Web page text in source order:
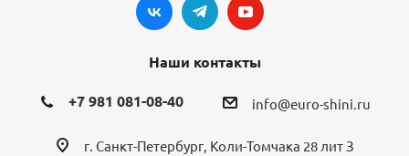
Наши контакты
+7 981 081-08-40 info@euro-shini.ru
г. Санкт-Петербург, Коли-Томчака 28 лит З